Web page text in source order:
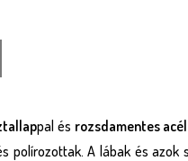
pal és rozsdamentes
polírozottak. A lábak és azok